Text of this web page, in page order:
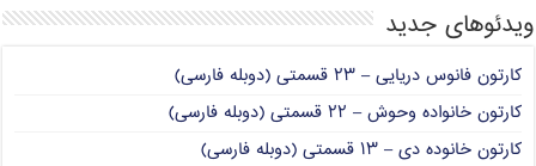
ویدئوهای جدید
کارتون فانوس دریایی – ۲۳ قسمتی (دوبله فارسی)
کارتون خانواده وحوش – ۲۲ قسمتی (دوبله فارسی)
کارتون خانوده دی – ۱۳ قسمتی (دوبله فارسی)